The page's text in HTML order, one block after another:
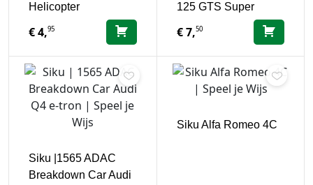
Helicopter
€4,95
125 GTS Super
€7,50
Siku |1565 ADAC
Breakdown Car Audi
Siku Alfa Romeo 4C